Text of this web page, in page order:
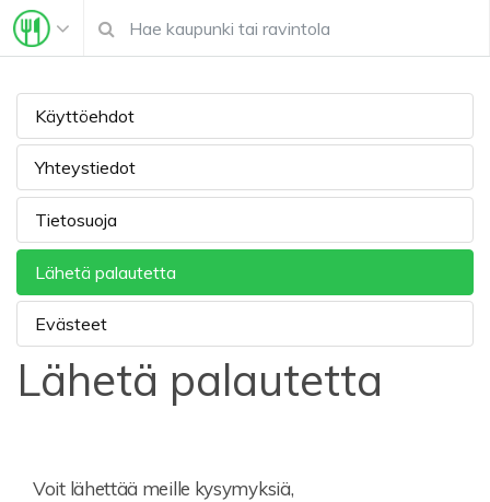
Käyttöehdot
Yhteystiedot
Tietosuoja
Lähetä palautetta
Evästeet
Lähetä palautetta
Voit lähettää meille kysymyksiä,